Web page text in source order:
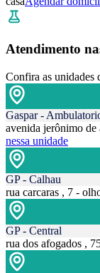
Atendimento
Confira as unidades
Gaspar -
avenida jerônimo
nessa unidade
GP - Calhau
rua carcaras , 7 -
GP - Central
rua dos afogados ,